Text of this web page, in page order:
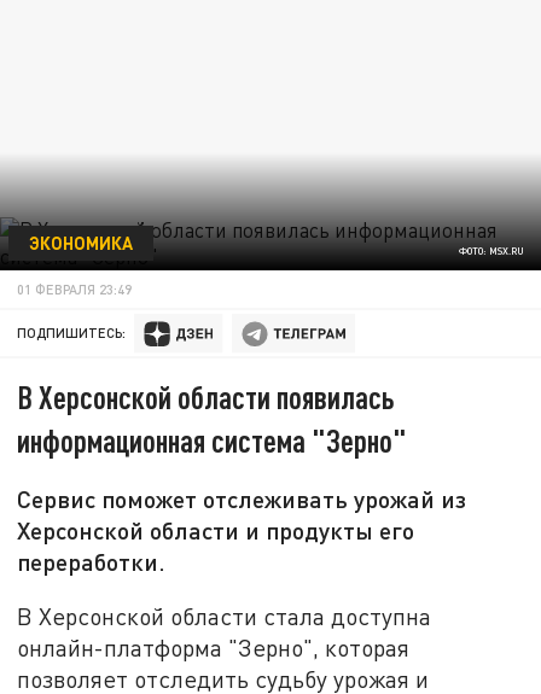
ФОТО: MSX.RU
ЭКОНОМИКА
01 ФЕВРАЛЯ 23:49
ПОДПИШИТЕСЬ:
В Херсонской области появилась
информационная система "Зерно"
Сервис поможет отслеживать урожай из
Херсонской области и продукты его
переработки.
В Херсонской области стала доступна
онлайн-платформа "Зерно", которая
позволяет отследить судьбу урожая и